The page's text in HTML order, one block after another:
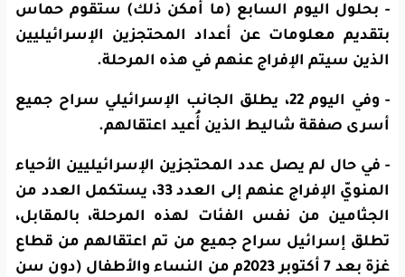
- بحلول اليوم السابع (ما أمكن ذلك) ستقوم حماس
بتقديم معلومات عن أعداد المحتجزين الإسرائيليين
الذين سيتم الإفراج عنهم في هذه المرحلة.
- وفي اليوم 22، يطلق الجانب الإسرائيلي سراح جميع
أسرى صفقة شاليط الذين أُعيد اعتقالهم.
- في حال لم يصل عدد المحتجزين الإسرائيليين الأحياء
المنويّ الإفراج عنهم إلى العدد 33، يستكمل العدد من
الجثامين من نفس الفئات لهذه المرحلة، بالمقابل،
تطلق إسرائيل سراح جميع من تم اعتقالهم من قطاع
غزة بعد 7 أكتوبر 2023م من النساء والأطفال (دون سن